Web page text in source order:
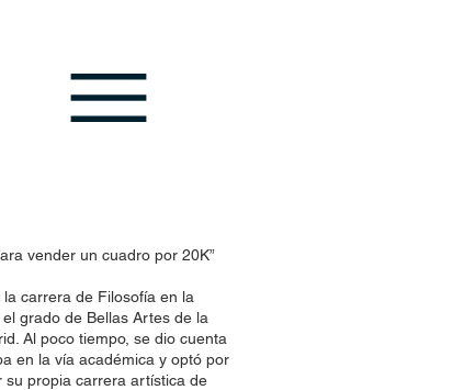
vender un cuadro por 20K”
carrera de Filosofía en la
grado de Bellas Artes de la
Al poco tiempo, se dio cuenta
en la vía académica y optó por
su propia carrera artística de